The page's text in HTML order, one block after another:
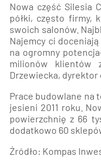
Nowa część Silesia
półki, często firmy,
swoich salonów.
Najemcy ci
na ogromny
milionów klientów
Drzewiecka, dyrektor
Prace budowlane na
jesieni 2011 roku.
powierzchnię z 66
dodatkowo 60
Źródło: Kompas